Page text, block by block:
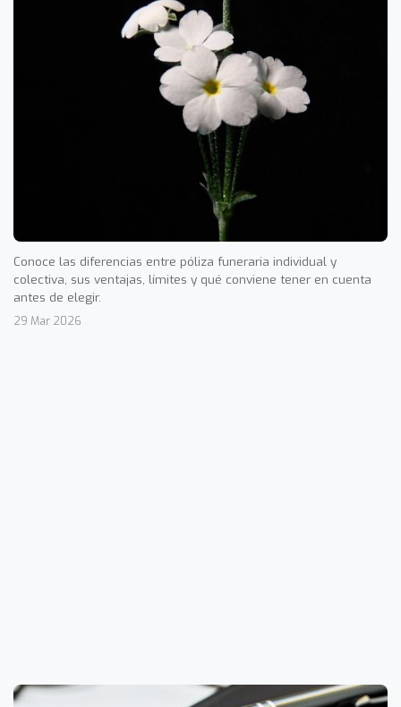
Conoce las diferencias entre póliza funeraria individual y
colectiva, sus ventajas, límites y qué conviene tener en cuenta
antes de elegir.
29 Mar 2026